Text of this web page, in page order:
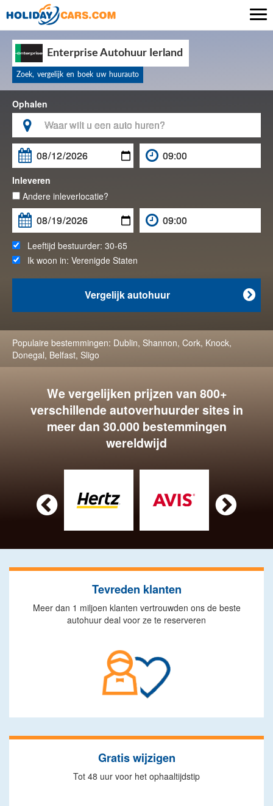
Enterprise Autohuur Ierland
Zoek, vergelijk en boek uw huurauto
Ophalen


Inleveren
Andere inleverlocatie?
Leeftijd bestuurder: 30-65
Ik woon in: Verenigde Staten

Vergelijk autohuur
Populaire bestemmingen: Dublin, Shannon, Cork, Knock,
Donegal, Belfast, Sligo
We vergelijken prijzen van 800+
verschillende autoverhuurder sites in
meer dan 30.000 bestemmingen
wereldwijd
 
Tevreden klanten
Meer dan 1 miljoen klanten vertrouwden ons de beste
autohuur deal voor ze te reserveren
Gratis wijzigen
Tot 48 uur voor het ophaaltijdstip